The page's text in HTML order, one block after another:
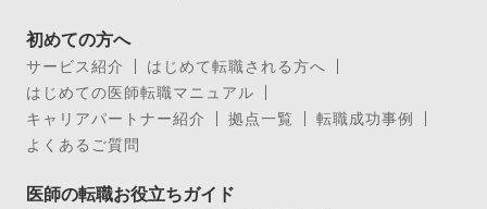
初めての方へ
サービス紹介
はじめて転職される方へ
はじめての医師転職マニュアル
キャリアパートナー紹介
拠点一覧
転職成功事例
よくあるご質問
医師の転職お役立ちガイド